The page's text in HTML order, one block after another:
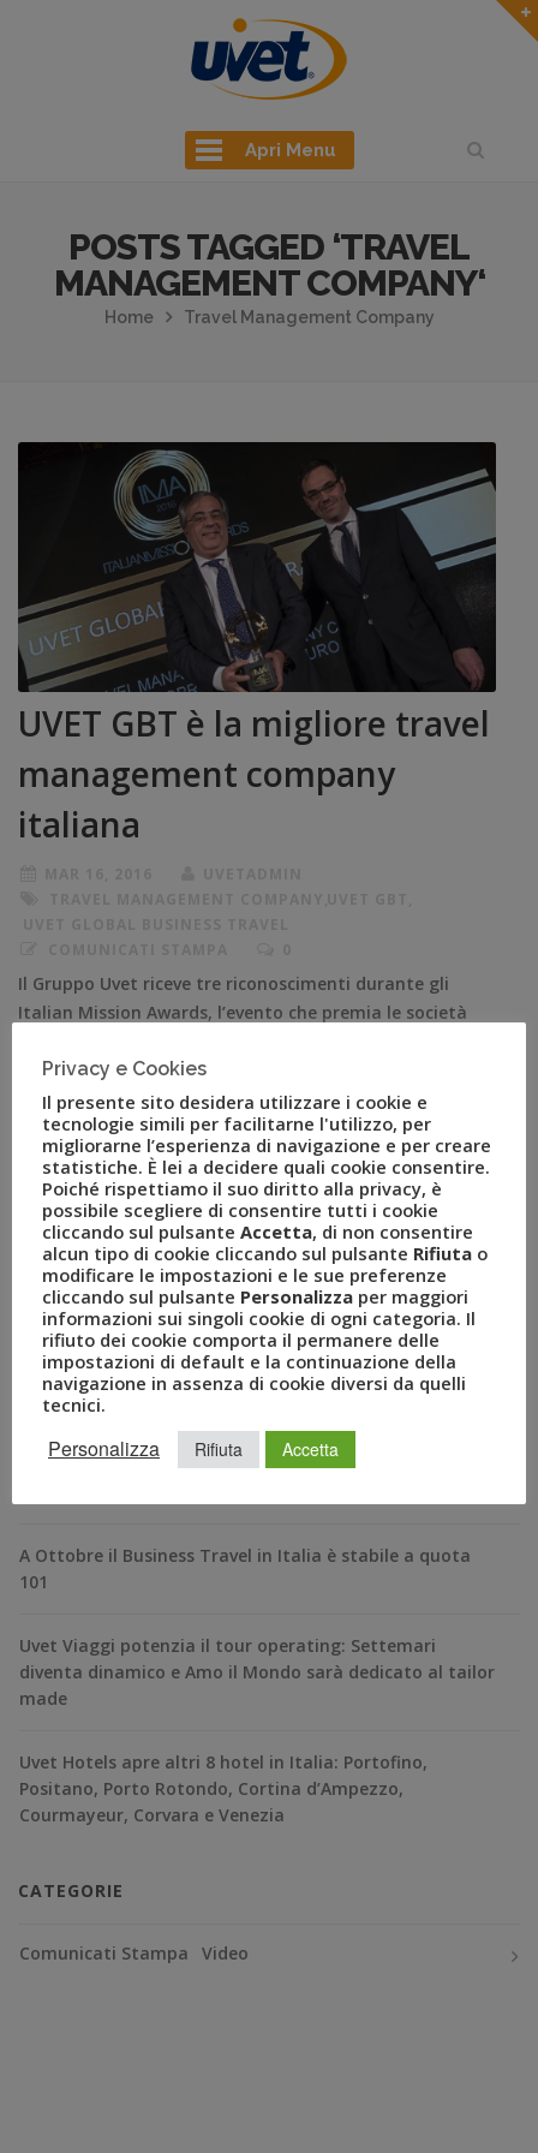
Apri Menu
POSTS TAGGED ‘TRAVEL
MANAGEMENT COMPANY‘
Home Travel Management Company
UVET GBT è la migliore travel
management company
italiana
Il Gruppo Uvet riceve tre riconoscimenti durante gli
Italian Mission Awards, l’evento che premia le società
RECENT POSTS
A Novembre il Business Travel in Italia è a quota 95
BizTravel Forum 2024: al via la XXII edizione dell’evento
A Ottobre il Business Travel in Italia è stabile a quota
101
Uvet Viaggi potenzia il tour operating: Settemari
diventa dinamico e Amo il Mondo sarà dedicato al tailor
made
Uvet Hotels apre altri 8 hotel in Italia: Portofino,
Positano, Porto Rotondo, Cortina d’Ampezzo,
Courmayeur, Corvara e Venezia
CATEGORIE
Comunicati Stampa Video
Privacy e Cookies
Il presente sito desidera utilizzare i cookie e
tecnologie simili per facilitarne l'utilizzo, per
migliorarne l’esperienza di navigazione e per creare
statistiche. È lei a decidere quali cookie consentire.
Poiché rispettiamo il suo diritto alla privacy, è
possibile scegliere di consentire tutti i cookie
cliccando sul pulsante Accetta, di non consentire
alcun tipo di cookie cliccando sul pulsante Rifiuta o
modificare le impostazioni e le sue preferenze
cliccando sul pulsante Personalizza per maggiori
informazioni sui singoli cookie di ogni categoria. Il
rifiuto dei cookie comporta il permanere delle
impostazioni di default e la continuazione della
navigazione in assenza di cookie diversi da quelli
tecnici.
Personalizza Rifiuta Accetta